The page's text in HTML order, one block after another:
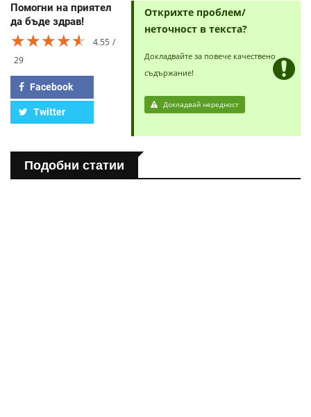
Помогни на приятел
да бъде здрав!
★★★★★
★★★★★
★★★★★
4.55
29
Facebook
Twitter
Открихте проблем/
неточност в текста?
Докладвайте за повече качествено
съдържание!
Докладвай нередност
Подобни статии